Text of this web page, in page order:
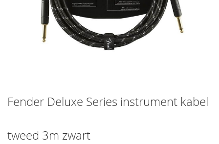
Fender Deluxe Series instrument kabel
tweed 3m zwart
to
the
the